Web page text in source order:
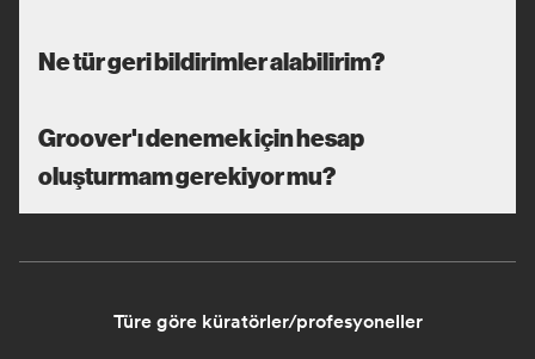
Ne tür geri bildirimler alabilirim?
Groover'ı denemek için hesap
oluşturmam gerekiyor mu?
Türe göre küratörler/profesyoneller